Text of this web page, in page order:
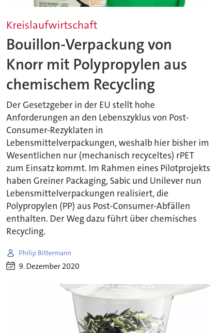
Kreislaufwirtschaft
Bouillon-Verpackung von
Knorr mit Polypropylen aus
chemischem Recycling
Der Gesetzgeber in der EU stellt hohe
Anforderungen an den Lebenszyklus von Post-
Consumer-Rezyklaten in
Lebensmittelverpackungen, weshalb hier bisher im
Wesentlichen nur (mechanisch recyceltes) rPET
zum Einsatz kommt. Im Rahmen eines Pilotprojekts
haben Greiner Packaging, Sabic und Unilever nun
Lebensmittelverpackungen realisiert, die
Polypropylen (PP) aus Post-Consumer-Abfällen
enthalten. Der Weg dazu führt über chemisches
Recycling.
Philip Bittermann
9. Dezember 2020